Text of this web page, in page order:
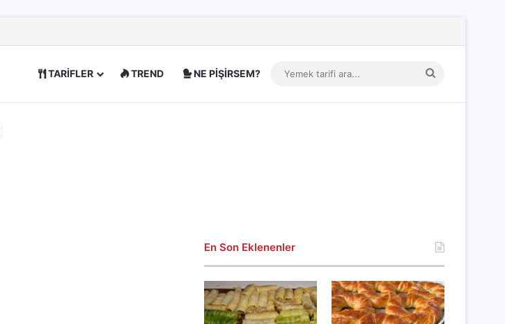
TARİFLER TREND NE PİŞİRSEM?
En Son Eklenenler